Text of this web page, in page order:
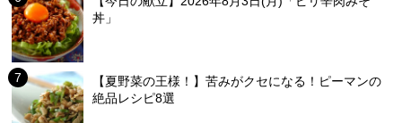
丼」
【夏野菜の王様！】苦みがクセになる！ピーマンの
絶品レシピ8選